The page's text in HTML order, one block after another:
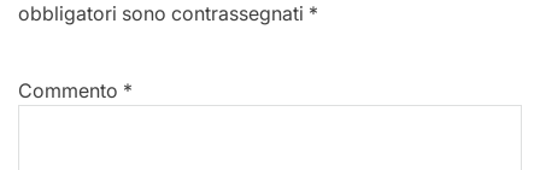
obbligatori sono contrassegnati *
Commento *